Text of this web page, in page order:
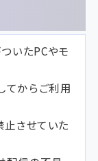
いたPCやモ
てからご利用
させていた